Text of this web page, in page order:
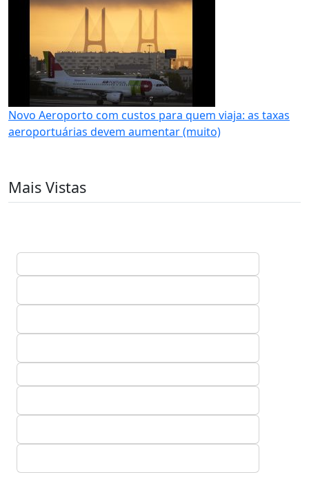
Novo Aeroporto com custos para quem viaja: as taxas
aeroportuárias devem aumentar (muito)
Mais Vistas